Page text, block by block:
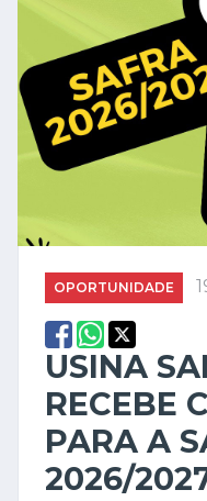
OPORTUNIDADE
USINA
RECEBE
PARA A
2026/